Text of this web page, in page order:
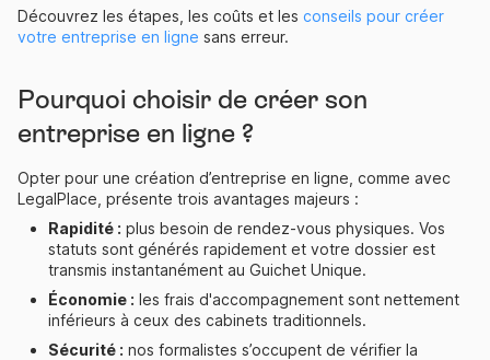
Découvrez les étapes, les coûts et les conseils pour créer
votre entreprise en ligne sans erreur.
Pourquoi choisir de créer son
entreprise en ligne ?
Opter pour une création d’entreprise en ligne, comme avec
LegalPlace, présente trois avantages majeurs :
Rapidité : plus besoin de rendez-vous physiques. Vos
statuts sont générés rapidement et votre dossier est
transmis instantanément au Guichet Unique.
Économie : les frais d'accompagnement sont nettement
inférieurs à ceux des cabinets traditionnels.
Sécurité : nos formalistes s’occupent de vérifier la